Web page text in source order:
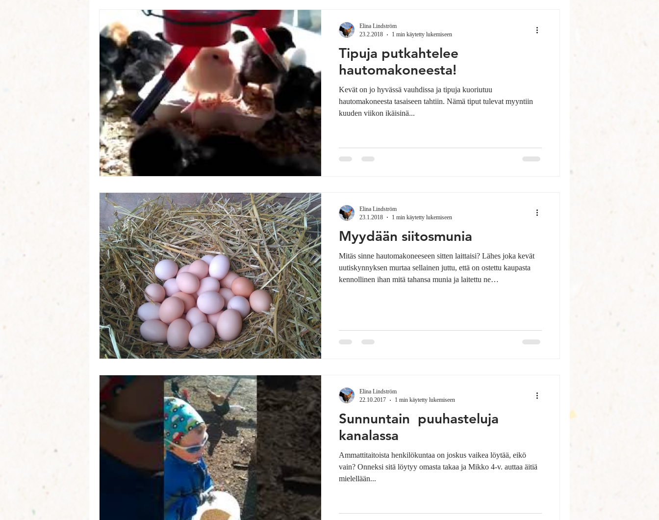
Tipuja putkahtelee
hautomakoneesta!
Kevät on jo hyvässä vauhdissa ja tipuja kuoriutuu
hautomakoneesta tasaiseen tahtiin. Nämä tiput tulevat myyntiin
kuuden viikon ikäisinä...
Elina Lindström
23.2.2018
1 min käytetty lukemiseen
Myydään siitosmunia
Mitäs sinne hautomakoneeseen sitten laittaisi? Lähes joka kevät
uutiskynnyksen murtaa sellainen juttu, että on ostettu kaupasta
kennollinen ihan mitä tahansa munia ja laitettu ne
aloittaa kanojen pidon tai lisätä parvea
Elina Lindström
23.1.2018
1 min käytetty lukemiseen
Sunnuntain puuhasteluja
kanalassa
Ammattitaitoista henkilökuntaa on joskus vaikea löytää, eikö
vain? Onneksi sitä löytyy omasta takaa ja Mikko 4-v. auttaa äitiä
mielellään...
Elina Lindström
22.10.2017
1 min käytetty lukemiseen